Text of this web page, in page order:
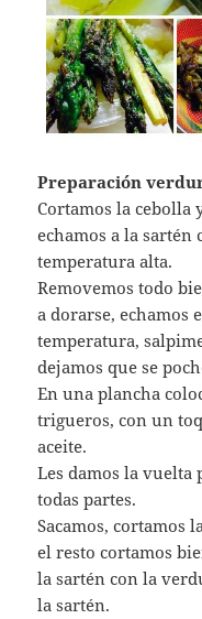
Preparación
Cortamos la cebolla
echamos a la sartén
temperatura alta.
Removemos todo
a dorarse, echamos
temperatura,
dejamos que se
En una plancha
trigueros, con un
aceite.
Les damos la vuelta
todas partes.
Sacamos, cortamos
el resto cortamos
la sartén con la
la sartén.